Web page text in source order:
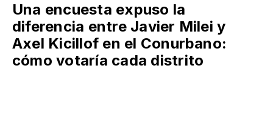
Una encuesta expuso la
diferencia entre Javier Milei y
Axel Kicillof en el Conurbano:
cómo votaría cada distrito